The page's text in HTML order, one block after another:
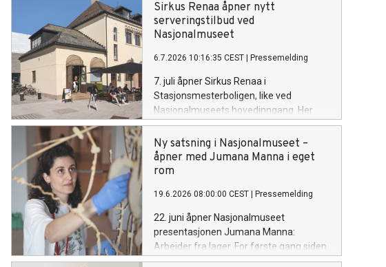
Sirkus Renaa åpner nytt
serveringstilbud ved
Nasjonalmuseet
6.7.2026 10:16:35 CEST Pressemelding
7. juli åpner Sirkus Renaa i
Stasjonsmesterboligen, like ved
Nasjonalmuseets hovedinngang. Her
kan gjestene nyte ferske bakervarer,
sandwicher, søte fristelser og kaffe av
høy kvalitet gjennom hele dagen.
Ny satsning i Nasjonalmuseet –
åpner med Jumana Manna i eget
rom
19.6.2026 08:00:00 CEST Pressemelding
22. juni åpner Nasjonalmuseet
presentasjonen Jumana Manna:
Arbeider fra lager. For første gang siden
åpningen i 2022 vies et helt rom i